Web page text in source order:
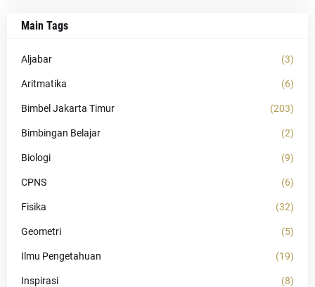
Main Tags
Aljabar (3)
Aritmatika (6)
Bimbel Jakarta Timur (203)
Bimbingan Belajar (2)
Biologi (9)
CPNS (6)
Fisika (32)
Geometri (5)
Ilmu Pengetahuan (19)
Inspirasi (8)